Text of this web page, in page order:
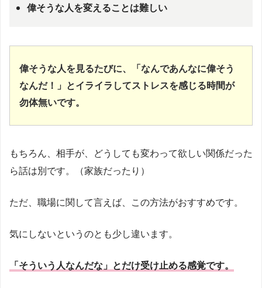
偉そうな人を変えることは難しい
偉そうな人を見るたびに、「なんであんなに偉そう
なんだ！」とイライラしてストレスを感じる時間が
勿体無いです。
もちろん、相手が、どうしても変わって欲しい関係だった
ら話は別です。（家族だったり）
ただ、職場に関して言えば、この方法がおすすめです。
気にしないというのとも少し違います。
「そういう人なんだな」とだけ受け止める感覚です。